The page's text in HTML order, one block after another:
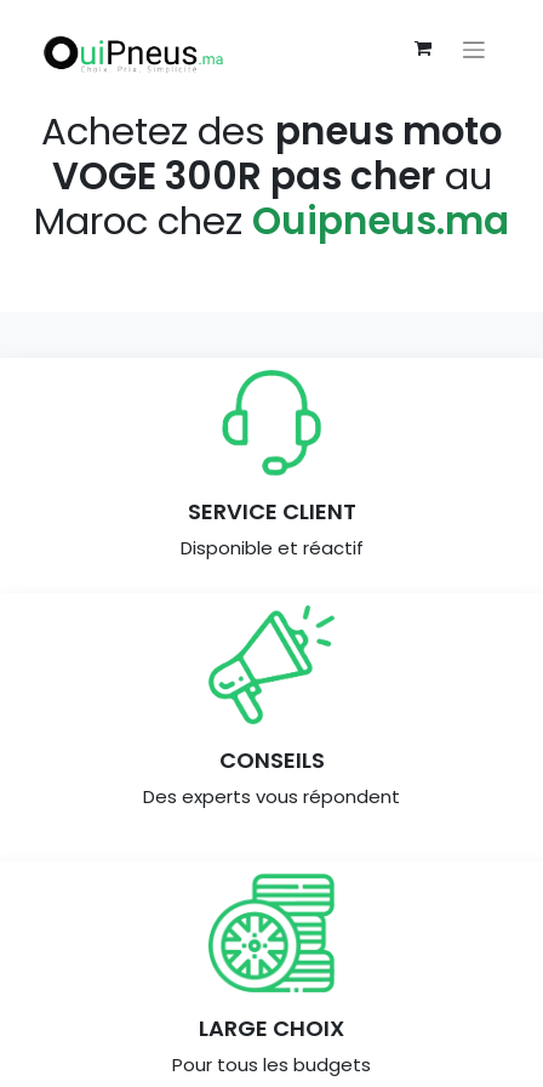
Achetez des pneus moto
VOGE 300R pas cherau
Maroc chez Ouipneus.ma
SERVICE CLIENT
Disponible et réactif
CONSEILS
Des experts vous répondent
LARGE CHOIX
Pour tous les budgets